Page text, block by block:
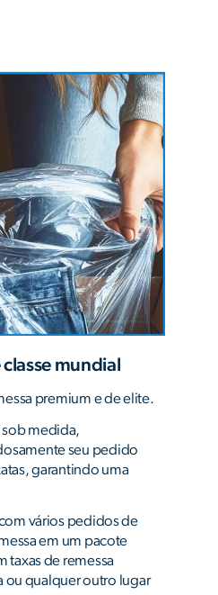
mundial
premium e de elite.
medida,
seu pedido
garantindo uma
vários pedidos de
em um pacote
taxas de remessa
ou qualquer outro lugar